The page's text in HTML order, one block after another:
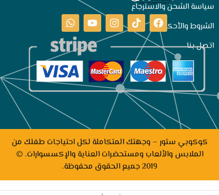
سياسة الشحن والاسترجاع
الشروط والأحكام
اتصل بنا
كوكوبي ستور – وجهتك المتكاملة لكل احتياجات طفلك من
الملابس والألعاب ومستحضرات العناية والإكسسوارات. ©
2019 جميع الحقوق محفوظة.